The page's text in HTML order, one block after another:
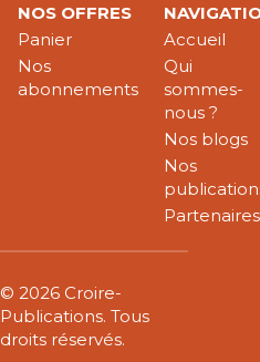
NOS OFFRES
Panier
Nos
abonnements
Accueil
Qui
sommes-
nous ?
Nos blogs
Nos
Partenaires
© 2026 Croire-
Publications. Tous
droits réservés.